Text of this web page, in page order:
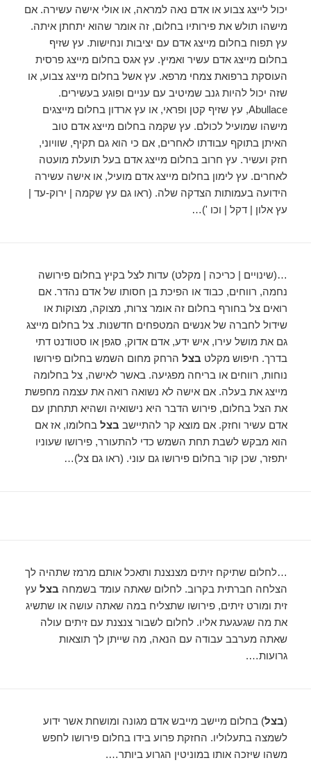
יכול לייצג צבוע או אדם נאה למראה, או אולי אישה עשירה. אם
מישהו תולש את פירותיו בחלום, זה אומר שהוא יתחתן איתה.
עץ תפוח בחלום מייצג אדם עם יציבות ונחישות. עץ שזיף
בחלום מייצג אדם עשיר ואמיץ. עץ אגס בחלום מייצג פרסית
העוסקת ברפואת צמחי מרפא. עץ אשל בחלום מייצג צבוע, או
שזה יכול להיות גנב שמיטיב עם עניים ופוגע בעשירים.
Abullace, עץ שזיף קטן ופראי, או עץ ארדון בחלום מייצגים
מישהו שמועיל לכולם. עץ שקמה בחלום מייצג אדם טוב
האיתן בתוקף עבודתו לאחרים, אם כי הוא גם תקיף, שוויוני,
חזק ועשיר. עץ חרוב בחלום מייצג אדם בעל תועלת מועטה
לאחרים. עץ לימון בחלום מייצג אדם מועיל, או אישה עשירה
הידועה בעמותות הצדקה שלה. (ראו גם עץ שקמה | ירוק-עד |
עץ אלון | דקל | וכו ')…
…(שינויים | כריכה | מקלט) עדות לצל בקיץ בחלום פירושה
נחמה, רווחים, כבוד או הפיכת בן חסותו של אדם נהדר. אם
רואים צל בחורף בחלום זה אומר צרות, מצוקה, מצוקות או
שידול לחברה של אנשים המטפחים חדשנות. צל בחלום מייצג
גם את מושל עירו, איש ידע, אדם אדוק, סגפן או סטודנט דתי
בדרך. חיפוש מקלט בצל הרחק מחום השמש בחלום פירושו
נוחות, רווחים או בריחה מפגיעה. באשר לאישה, צל בחלומה
מייצג את בעלה. אם אישה לא נשואה רואה את עצמה מחפשת
את הצל בחלום, פירוש הדבר היא נישואיה ושהיא תתחתן עם
אדם עשיר וחזק. אם מוצא קר להתיישב בצל בחלומו, אז אם
הוא מבקש לשבת תחת השמש כדי להתעורר, פירושו שעוניו
יתפזר, שכן קור בחלום פירושו גם עוני. (ראו גם צל)…
…לחלום שתיקח זיתים מצנצנת ותאכל אותם מרמז שתהיה לך
הצלחה חברתית בקרוב. לחלום שאתה עומד בשמחה בצל עץ
זית ומורט זיתים, פירושו שתצליח במה שאתה עושה או שתשיג
את מה שגעגעת אליו. לחלום לשבור צנצנת עם זיתים עולה
שאתה מערבב עבודה עם הנאה, מה שייתן לך תוצאות
גרועות….
(בצל) בחלום מיישב מייבש אדם מגונה ומושחת אשר ידוע
לשמצה בתעלוליו. החזקת פרוע בידו בחלום פירושו לחפש
משהו שיזכה אותו במוניטין הגרוע ביותר….